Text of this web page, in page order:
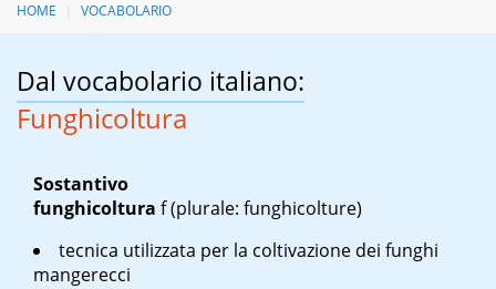
HOME VOCABOLARIO
Dal vocabolario italiano:
Funghicoltura
Sostantivo
funghicoltura f(plurale: funghicolture)
tecnica utilizzata per la coltivazione dei funghi
mangerecci